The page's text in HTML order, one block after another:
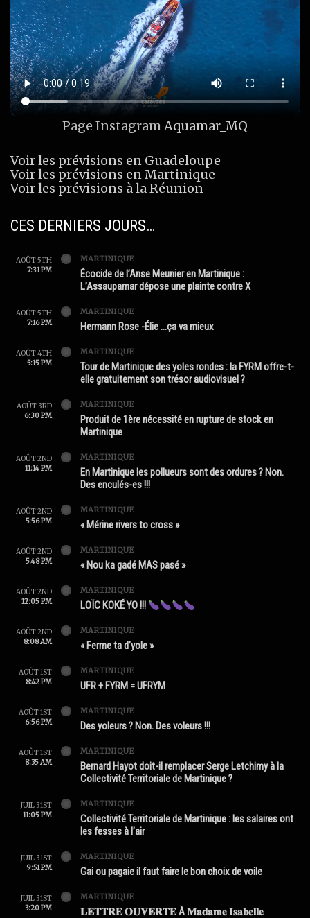
Page InstagramAquamar_MQ
Voir les prévisions en Guadeloupe
Voir les prévisions en Martinique
Voir les prévisions à la Réunion
CES DERNIERS JOURS…
AOÛT 5TH
7:31 PM
MARTINIQUE
Écocide de l’Anse Meunier en Martinique :
L’Assaupamar dépose une plainte contre X
AOÛT 5TH
7:16 PM
MARTINIQUE
Hermann Rose -Élie …ça va mieux
AOÛT 4TH
5:15 PM
MARTINIQUE
Tour de Martinique des yoles rondes : la FYRM offre-t-
elle gratuitement son trésor audiovisuel ?
AOÛT 3RD
6:30 PM
MARTINIQUE
Produit de 1ère nécessité en rupture de stock en
Martinique
AOÛT 2ND
11:14 PM
MARTINIQUE
En Martinique les pollueurs sont des ordures ? Non.
Des enculés-es !!!
AOÛT 2ND
5:56 PM
MARTINIQUE
« Mérine rivers to cross »
AOÛT 2ND
5:48 PM
MARTINIQUE
« Nou ka gadé MAS pasé »
AOÛT 2ND
12:05 PM
MARTINIQUE
LOÏC KOKÉ YO !!!
AOÛT 2ND
8:08 AM
MARTINIQUE
« Ferme ta d’yole »
AOÛT 1ST
8:42 PM
MARTINIQUE
UFR + FYRM = UFRYM
AOÛT 1ST
6:56 PM
MARTINIQUE
Des yoleurs ? Non. Des voleurs !!!
AOÛT 1ST
8:35 AM
MARTINIQUE
Bernard Hayot doit-il remplacer Serge Letchimy à la
Collectivité Territoriale de Martinique ?
JUIL 31ST
11:05 PM
MARTINIQUE
Collectivité Territoriale de Martinique : les salaires ont
les fesses à l’air
JUIL 31ST
9:51 PM
MARTINIQUE
Gai ou pagaie il faut faire le bon choix de voile
JUIL 31ST
3:20 PM
MARTINIQUE
𝐋𝐄𝐓𝐓𝐑𝐄 𝐎𝐔𝐕𝐄𝐑𝐓𝐄 À 𝐌𝐚𝐝𝐚𝐦𝐞 𝐈𝐬𝐚𝐛𝐞𝐥𝐥𝐞